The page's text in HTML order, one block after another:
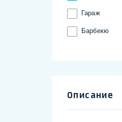
Гараж
Барбекю
Описание